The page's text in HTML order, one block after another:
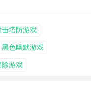
击塔防游戏
黑色幽默游戏
除游戏